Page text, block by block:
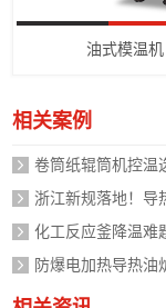
油式模温机
相关案例
卷筒纸辊筒机控温
化工反应釜降温难
防爆电加热导热油